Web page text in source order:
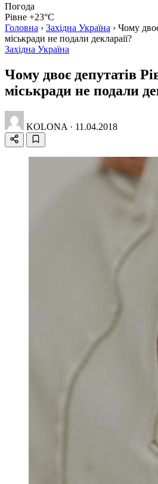
Погода
Рівне +23°C
Головна › Західна Україна › Чому
міськради не подали деклараії?
Західна Україна
Чому двоє депутатів
міськради не подали
KOLONA · 11.04.2018